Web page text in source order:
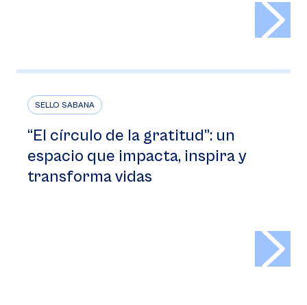
SELLO SABANA
“El círculo de la gratitud”: un
espacio que impacta, inspira y
transforma vidas